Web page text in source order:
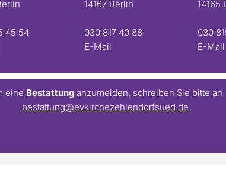
45 54
14167 Berlin
030 817 40 88
E-Mail
14165
030
E-Mail
eine Bestattunganzumelden, schreiben Sie bitte an
bestattung@evkirchezehlendorfsued.de